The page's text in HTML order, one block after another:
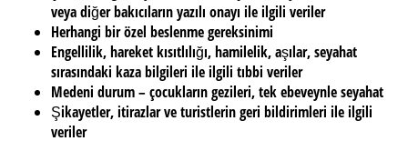
veya diğer bakıcıların yazılı onayı ile ilgili veriler
Herhangi bir özel beslenme gereksinimi
Engellilik, hareket kısıtlılığı, hamilelik, aşılar, seyahat
sırasındaki kaza bilgileri ile ilgili tıbbi veriler
Medeni durum – çocukların gezileri, tek ebeveynle seyahat
Şikayetler, itirazlar ve turistlerin geri bildirimleri ile ilgili
veriler